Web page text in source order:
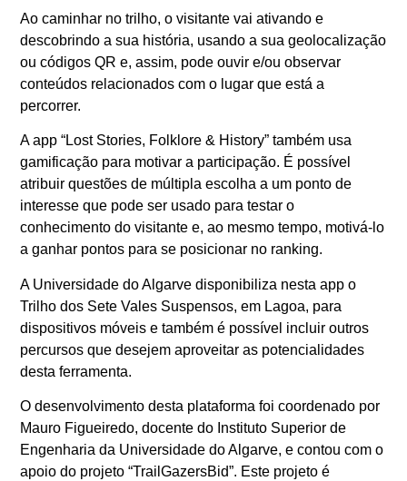
Ao caminhar no trilho, o visitante vai ativando e
descobrindo a sua história, usando a sua geolocalização
ou códigos QR e, assim, pode ouvir e/ou observar
conteúdos relacionados com o lugar que está a
percorrer.
A app “Lost Stories, Folklore & History” também usa
gamificação para motivar a participação. É possível
atribuir questões de múltipla escolha a um ponto de
interesse que pode ser usado para testar o
conhecimento do visitante e, ao mesmo tempo, motivá-lo
a ganhar pontos para se posicionar no ranking.
A Universidade do Algarve disponibiliza nesta app o
Trilho dos Sete Vales Suspensos, em Lagoa, para
dispositivos móveis e também é possível incluir outros
percursos que desejem aproveitar as potencialidades
desta ferramenta.
O desenvolvimento desta plataforma foi coordenado por
Mauro Figueiredo, docente do Instituto Superior de
Engenharia da Universidade do Algarve, e contou com o
apoio do projeto “TrailGazersBid”. Este projeto é